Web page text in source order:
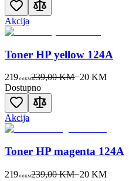
Akcija
Toner HP yellow 124A
219 00KM239,00 KM−20 KM
Dostupno
Akcija
Toner HP magenta 124A
219 00KM239,00 KM−20 KM